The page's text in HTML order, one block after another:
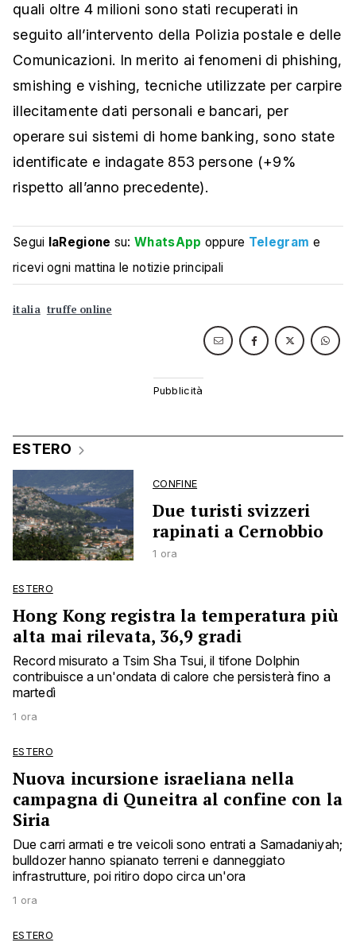
quali oltre 4 milioni sono stati recuperati in
seguito all’intervento della Polizia postale e delle
Comunicazioni. In merito ai fenomeni di phishing,
smishing e vishing, tecniche utilizzate per carpire
illecitamente dati personali e bancari, per
operare sui sistemi di home banking, sono state
identificate e indagate 853 persone (+9%
rispetto all’anno precedente).
Segui laRegione su:WhatsApp oppure Telegram e
ricevi ogni mattina le notizie principali
italia truffe online
ESTERO
CONFINE
Due turisti svizzeri
rapinati a Cernobbio
1 ora
ESTERO
Hong Kong registra la temperatura più
alta mai rilevata, 36,9 gradi
Record misurato a Tsim Sha Tsui, il tifone Dolphin
contribuisce a un'ondata di calore che persisterà fino a
martedì
1 ora
ESTERO
Nuova incursione israeliana nella
campagna di Quneitra al confine con la
Siria
Due carri armati e tre veicoli sono entrati a Samadaniyah;
bulldozer hanno spianato terreni e danneggiato
infrastrutture, poi ritiro dopo circa un'ora
1 ora
ESTERO